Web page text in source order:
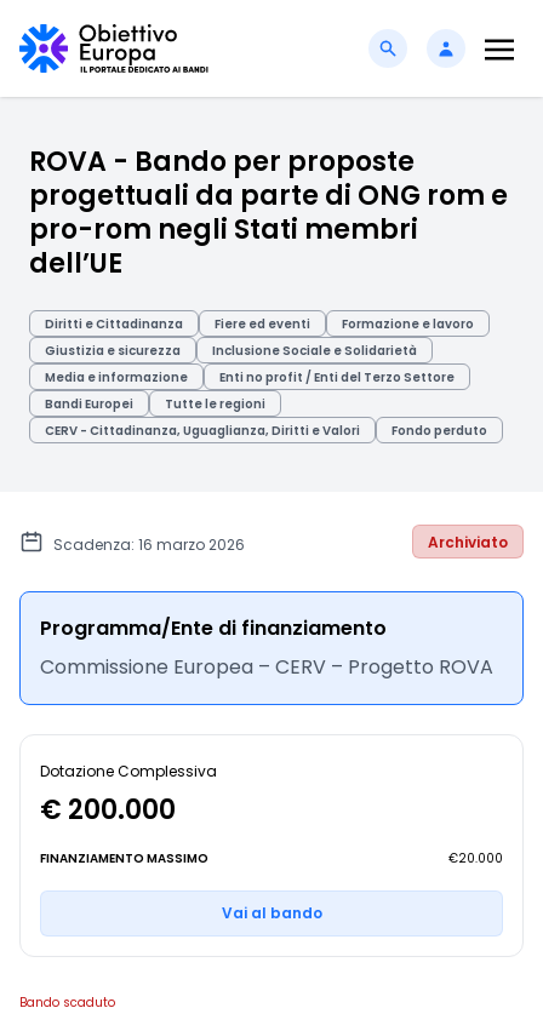
ROVA - Bando per proposte
progettuali da parte di ONG rom e
pro-rom negli Stati membri
dell’UE
Diritti e Cittadinanza Fiere ed eventi
Formazione e lavoro
Giustizia e sicurezza
Inclusione Sociale e Solidarietà
Media e informazione
Enti no profit / Enti del Terzo Settore
Bandi Europei
Tutte le regioni
CERV - Cittadinanza, Uguaglianza, Diritti e Valori
Fondo perduto
Scadenza: 16 marzo 2026 Archiviato
Programma/Ente di finanziamento
Commissione Europea – CERV – Progetto ROVA
Dotazione Complessiva
€ 200.000
FINANZIAMENTO MASSIMO €20.000
Vai al bando
Bando scaduto